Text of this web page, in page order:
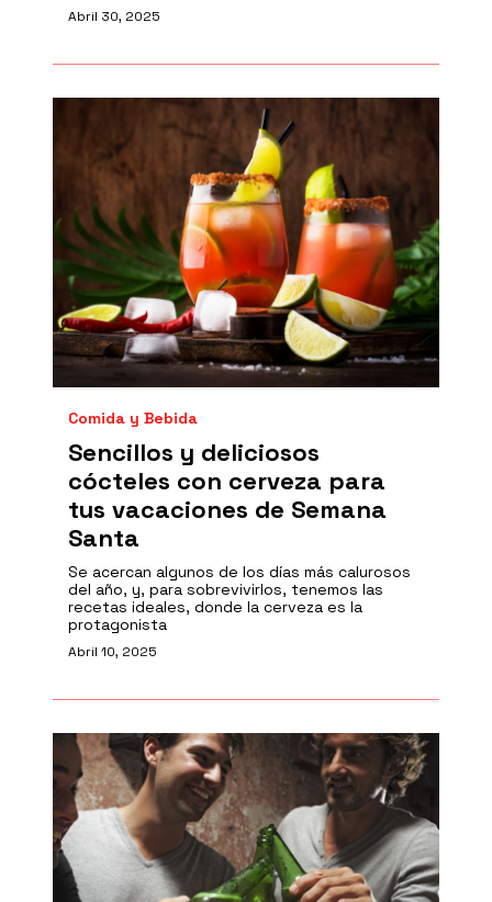
Abril 30, 2025
Comida y Bebida
Sencillos y deliciosos
cócteles con cerveza para
tus vacaciones de Semana
Santa
Se acercan algunos de los días más calurosos
del año, y, para sobrevivirlos, tenemos las
recetas ideales, donde la cerveza es la
protagonista
Abril 10, 2025